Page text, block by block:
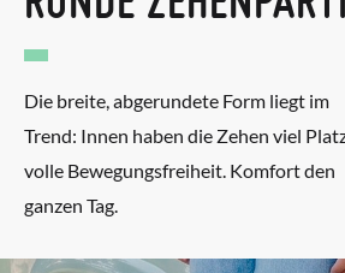
Die breite, abgerundete Form liegt im
Trend: Innen haben die Zehen viel
volle Bewegungsfreiheit. Komfort den
ganzen Tag.